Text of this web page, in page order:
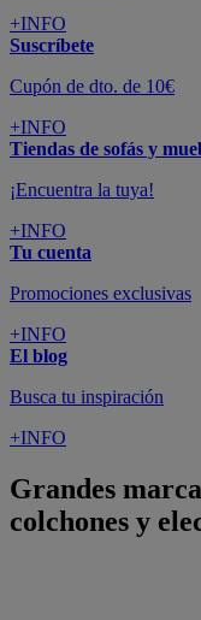
+INFO
Suscríbete
Cupón de dto. de 10€
+INFO
Tiendas de sofás y
¡Encuentra la tuya!
+INFO
Tu cuenta
Promociones exclusivas
+INFO
El blog
Busca tu inspiración
+INFO
Grandes
colchones y